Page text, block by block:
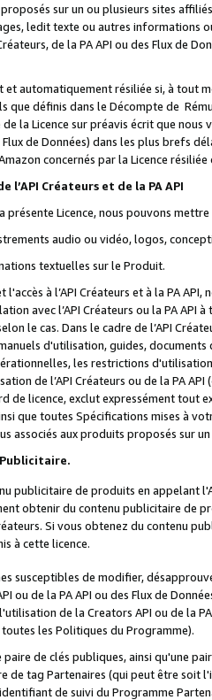
sur un ou plusieurs sites
ledit texte ou autres informations
de la PA API ou des Flux de
et automatiquement résiliée si, à
que définis dans le Décompte de
la Licence sur préavis écrit que
Flux de Données) dans les plus
concernés par la Licence
Créateurs et de la PA API
présente Licence, nous pouvons
audio ou vidéo, logos,
textuelles sur le Produit.
à l’API Créateurs et à la PA
avec l’API Créateurs ou la PA
le cas. Dans le cadre de l’API
d'utilisation, guides,
les restrictions
de l’API Créateurs ou de la PA
de licence, exclut expressément tout
que toutes Spécifications mises à
associés aux produits proposés sur
publicitaire de produits en appelant
obtenir du contenu publicitaire de
Si vous obtenez du contenu
à cette licence.
susceptibles de modifier,
ou de la PA API ou des Flux de
de la Creators API ou de la
les Politiques du Programme).
de clés publiques, ainsi qu'une
de tag Partenaires (qui peut être soit
de suivi du Programme